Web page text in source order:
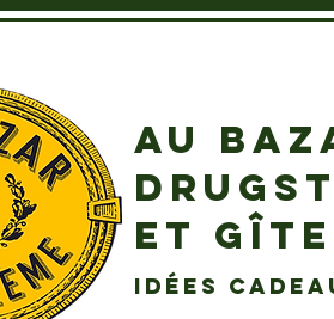
AU
ET
idées